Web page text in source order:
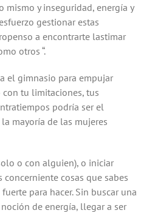
mismo y inseguridad, energía y
gestionar estas
a encontrarte lastimar
otros “.
el gimnasio para empujar
tu limitaciones, tus
podría ser el
mayoría de las mujeres
o con alguien), o iniciar
concerniente cosas que sabes
para hacer. Sin buscar una
de energía, llegar a ser